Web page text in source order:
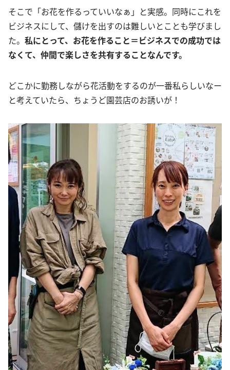
そこで「お花を作るっていいなぁ」と実感。同時にこれを
ビジネスにして、儲けを出すのは難しいとことも学びまし
た。 私にとって、お花を作ること＝ビジネスでの成功では
なくて、仲間で楽しさを共有することなんです。
どこかに勤務しながら花活動をするのが一番私らしいなー
と考えていたら、ちょうど園芸店のお誘いが！